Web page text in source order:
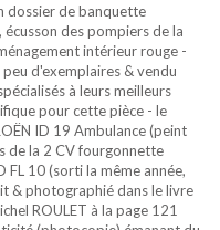
dossier de banquette
des pompiers de la
intérieur rouge -
d'exemplaires & vendu
à leurs meilleurs
pour cette pièce - le
ID 19 Ambulance (peint
de la 2 CV fourgonnette
FL 10 (sorti la même année,
& photographié dans le livre
ROULET à la page 121